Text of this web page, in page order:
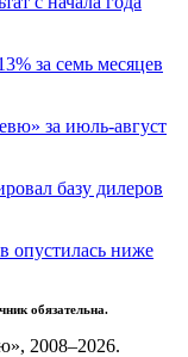
за семь месяцев
за июль-август
базу дилеров
опустилась ниже
обязательна.
2008–2026.